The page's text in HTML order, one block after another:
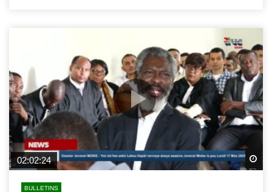
02:02:24
BULLETINS